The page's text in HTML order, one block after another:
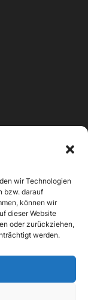
wir Technologien
bzw. darauf
können wir
dieser Website
oder zurückziehen,
werden.